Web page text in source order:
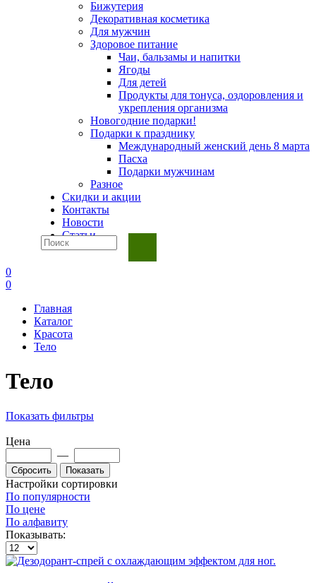
Бижутерия
Декоративная косметика
Для мужчин
Здоровое питание
Чаи, бальзамы и напитки
Ягоды
Для детей
Продукты для тонуса, оздоровления и
укрепления организма
Новогодние подарки!
Подарки к празднику
Международный женский день 8 марта
Пасха
Подарки мужчинам
Разное
Скидки и акции
Контакты
Новости
Статьи
0
0
Главная
Каталог
Красота
Тело
Тело
Показать фильтры
Цена
—
Настройки сортировки
По популярности
По цене
По алфавиту
Показывать: